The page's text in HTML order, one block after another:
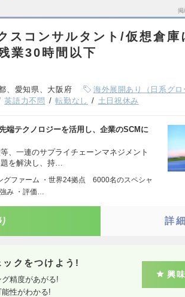
掲
スコンサルタント/仮想倉庫
業30時間以下
、愛知県、大阪府 海外展開あり（日系グロ
英語力不問 転勤なし 土日祝休み
端テクノロジーを活用し、企業のSCMに
、一連のサプライチェーンマネジメント
を解決し、持…
グファーム ・世界24拠点 6000名のスペシャ
み ・評価…
詳
クをつけよう!
精度があがる!
性がわかる!
興